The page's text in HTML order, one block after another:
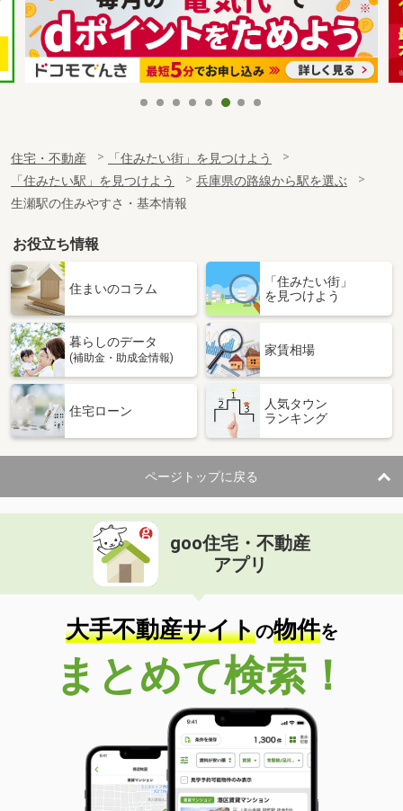
住宅・不動産
「住みたい街」を見つけよう
「住みたい駅」を見つけよう
兵庫県の路線から駅を選ぶ
生瀬駅の住みやすさ・基本情報
お役立ち情報
住まいのコラム
「住みたい街」
を見つけよう
暮らしのデータ
(補助金・助成金情報)
家賃相場
住宅ローン
人気タウン
ランキング
ページトップに戻る
goo住宅・不動産
アプリ
大手不動産サイトの物件を
まとめて検索！